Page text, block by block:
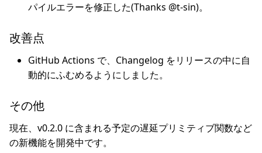
パイルエラーを修正した(Thanks @t-sin)。
改善点
GitHub Actions で、Changelog をリリースの中に自
動的にふむめるようにしました。
その他
現在、v0.2.0 に含まれる予定の遅延プリミティブ関数など
の新機能を開発中です。